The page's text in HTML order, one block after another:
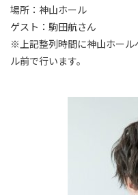
場所：神山ホール
ゲスト：駒田航さん
※上記整列時間に神山ホール
ル前で行います。